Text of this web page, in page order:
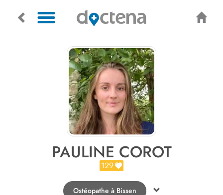
PAULINE COROT
129
Ostéopathe à Bissen